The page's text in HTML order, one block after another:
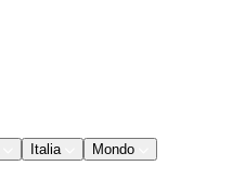
Italia
Mondo